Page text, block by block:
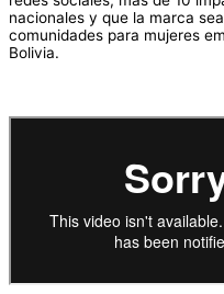
nacionales y que la marca
comunidades para mujeres
Bolivia.